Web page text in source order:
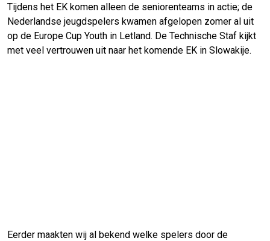
Tijdens het EK komen alleen de seniorenteams in actie; de
Nederlandse jeugdspelers kwamen afgelopen zomer al uit
op de Europe Cup Youth in Letland. De Technische Staf kijkt
met veel vertrouwen uit naar het komende EK in Slowakije.
Eerder maakten wij al bekend welke spelers door de